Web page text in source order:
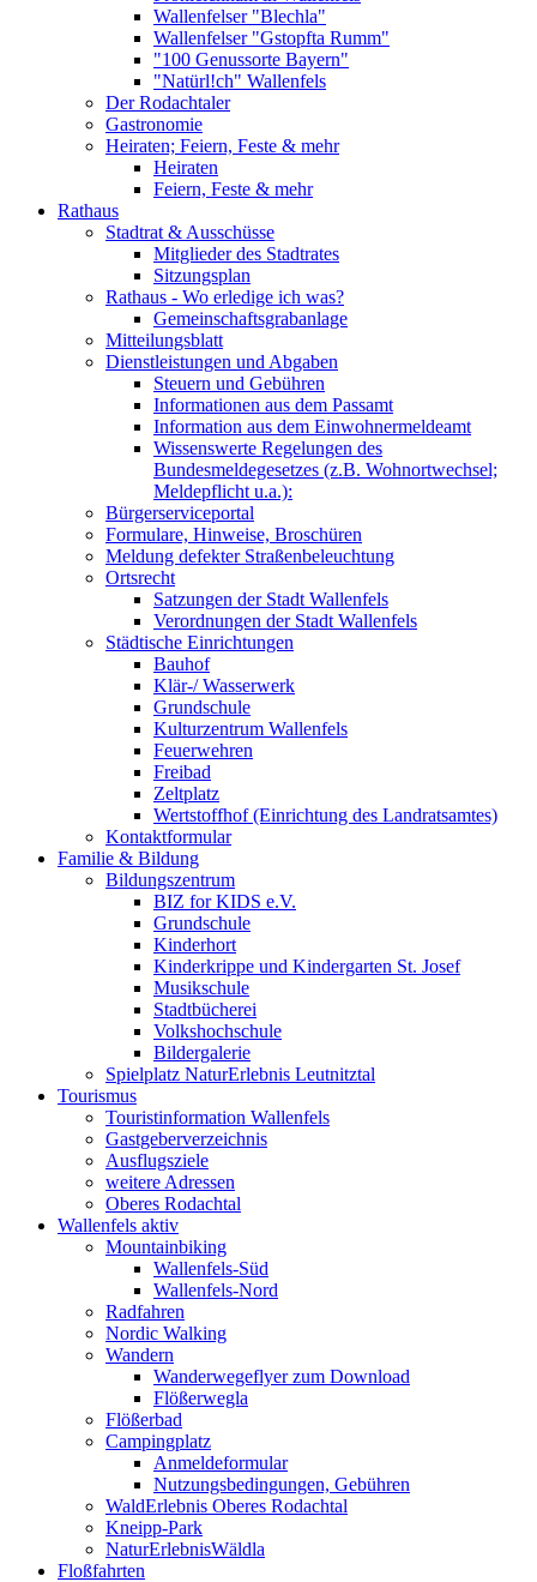
Wallenfelser "Blechla"
Wallenfelser "Gstopfta Rumm"
"100 Genussorte Bayern"
"Natürl!ch" Wallenfels
Der Rodachtaler
Gastronomie
Heiraten; Feiern, Feste & mehr
Heiraten
Feiern, Feste & mehr
Rathaus
Stadtrat & Ausschüsse
Mitglieder des Stadtrates
Sitzungsplan
Rathaus - Wo erledige ich was?
Gemeinschaftsgrabanlage
Mitteilungsblatt
Dienstleistungen und Abgaben
Steuern und Gebühren
Informationen aus dem Passamt
Information aus dem Einwohnermeldeamt
Wissenswerte Regelungen des
Bundesmeldegesetzes (z.B. Wohnortwechsel;
Meldepflicht u.a.):
Bürgerserviceportal
Formulare, Hinweise, Broschüren
Meldung defekter Straßenbeleuchtung
Ortsrecht
Satzungen der Stadt Wallenfels
Verordnungen der Stadt Wallenfels
Städtische Einrichtungen
Bauhof
Klär-/ Wasserwerk
Grundschule
Kulturzentrum Wallenfels
Feuerwehren
Freibad
Zeltplatz
Wertstoffhof (Einrichtung des Landratsamtes)
Kontaktformular
Familie & Bildung
Bildungszentrum
BIZ for KIDS e.V.
Grundschule
Kinderhort
Kinderkrippe und Kindergarten St. Josef
Musikschule
Stadtbücherei
Volkshochschule
Bildergalerie
Spielplatz NaturErlebnis Leutnitztal
Tourismus
Touristinformation Wallenfels
Gastgeberverzeichnis
Ausflugsziele
weitere Adressen
Oberes Rodachtal
Wallenfels aktiv
Mountainbiking
Wallenfels-Süd
Wallenfels-Nord
Radfahren
Nordic Walking
Wandern
Wanderwegeflyer zum Download
Flößerwegla
Flößerbad
Campingplatz
Anmeldeformular
Nutzungsbedingungen, Gebühren
WaldErlebnis Oberes Rodachtal
Kneipp-Park
NaturErlebnisWäldla
Floßfahrten